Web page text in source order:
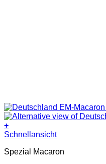
+
Dieses
weist
Schnellansicht
Spezial Macaron